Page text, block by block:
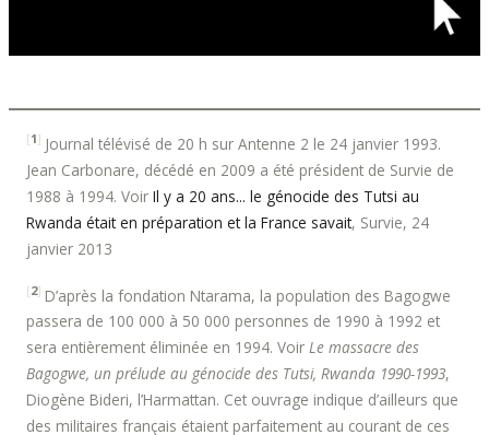
[1] Journal télévisé de 20 h sur Antenne 2 le 24 janvier 1993.
Jean Carbonare, décédé en 2009 a été président de Survie de
1988 à 1994. Voir Il y a 20 ans... le génocide des Tutsi au
Rwanda était en préparation et la France savait, Survie, 24
janvier 2013
[2] D’après la fondation Ntarama, la population des Bagogwe
passera de 100 000 à 50 000 personnes de 1990 à 1992 et
sera entièrement éliminée en 1994. Voir Le massacre des
Bagogwe, un prélude au génocide des Tutsi, Rwanda 1990-1993,
Diogène Bideri, l’Harmattan. Cet ouvrage indique d’ailleurs que
des militaires français étaient parfaitement au courant de ces